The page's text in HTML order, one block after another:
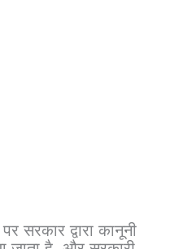
सरकार द्वारा कानूनी